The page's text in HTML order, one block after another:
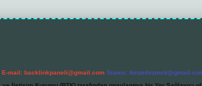
E-mail: backlinkpaneli@gmail.com Teams: